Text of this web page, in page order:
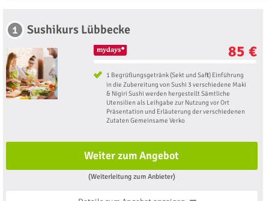
1 Sushikurs Lübbecke
85 €
1 Begrüßungsgetränk (Sekt und Saft) Einführung
in die Zubereitung von Sushi 3 verschiedene Maki
& Nigiri Sushi werden hergestellt Sämtliche
Utensilien als Leihgabe zur Nutzung vor Ort
Präsentation und Erläuterung der verschiedenen
Zutaten Gemeinsame Verko
Weiter zum Angebot
(Weiterleitung zum Anbieter)